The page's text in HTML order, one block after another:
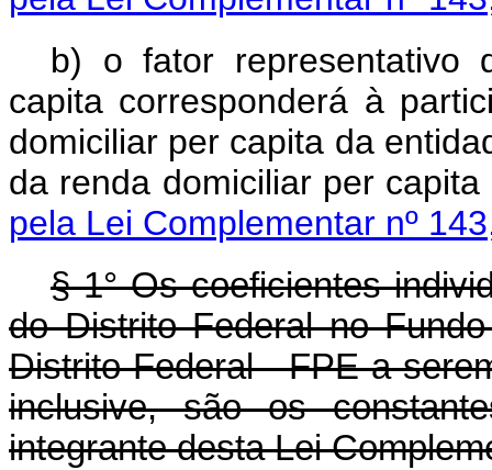
b) o fator
capita corresponderá à
domiciliar per capita da
da renda domiciliar per capita
pela Lei Complementar nº
§ 1° Os coeficientes
do Distrito Federal no
Distrito Federal - FPE a
inclusive, são os
integrante desta Lei